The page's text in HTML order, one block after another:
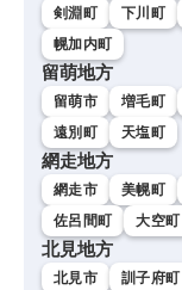
剣淵町
下川町
幌加内町
留萌地方
留萌市 増毛町
遠別町
天塩町
網走地方
網走市 美幌町
佐呂間町
大空町
北見地方
北見市 訓子府町